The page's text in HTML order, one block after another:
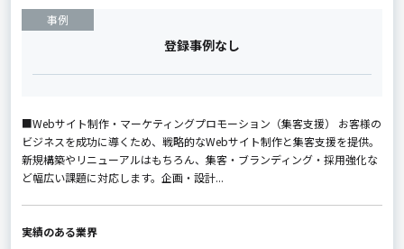
事例
登録事例なし
■Webサイト制作・マーケティングプロモーション（集客支援） お客様の
ビジネスを成功に導くため、戦略的なWebサイト制作と集客支援を提供。
新規構築やリニューアルはもちろん、集客・ブランディング・採用強化な
ど幅広い課題に対応します。企画・設計...
実績のある業界